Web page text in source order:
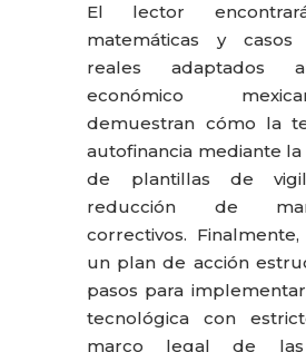
El lector
matemáticas y
reales adaptados
económico
demuestran cómo la
autofinancia mediante
de plantillas de
reducción de
correctivos.
un plan de acción
pasos para
tecnológica con
marco legal de